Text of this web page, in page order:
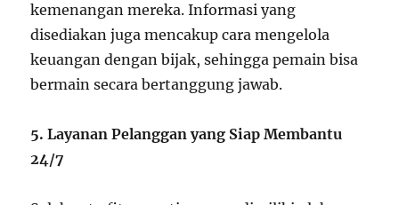
kemenangan mereka. Informasi yang
disediakan juga mencakup cara mengelola
keuangan dengan bijak, sehingga pemain bisa
bermain secara bertanggung jawab.
5. Layanan Pelanggan yang Siap Membantu
24/7